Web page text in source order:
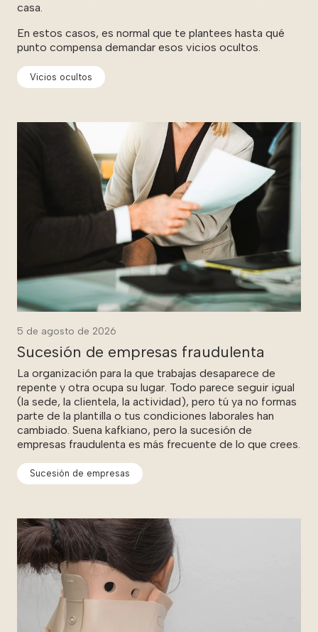
casa.
En estos casos, es normal que te plantees hasta qué
punto compensa demandar esos vicios ocultos.
Vicios ocultos
5 de agosto de 2026
Sucesión de empresas fraudulenta
La organización para la que trabajas desaparece de
repente y otra ocupa su lugar. Todo parece seguir igual
(la sede, la clientela, la actividad), pero tú ya no formas
parte de la plantilla o tus condiciones laborales han
cambiado. Suena kafkiano, pero la sucesión de
empresas fraudulenta es más frecuente de lo que crees.
Sucesión de empresas